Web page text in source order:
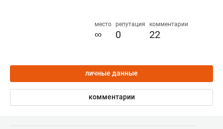
место
∞
репутация
0
комментарии
22
личные данные
комментарии